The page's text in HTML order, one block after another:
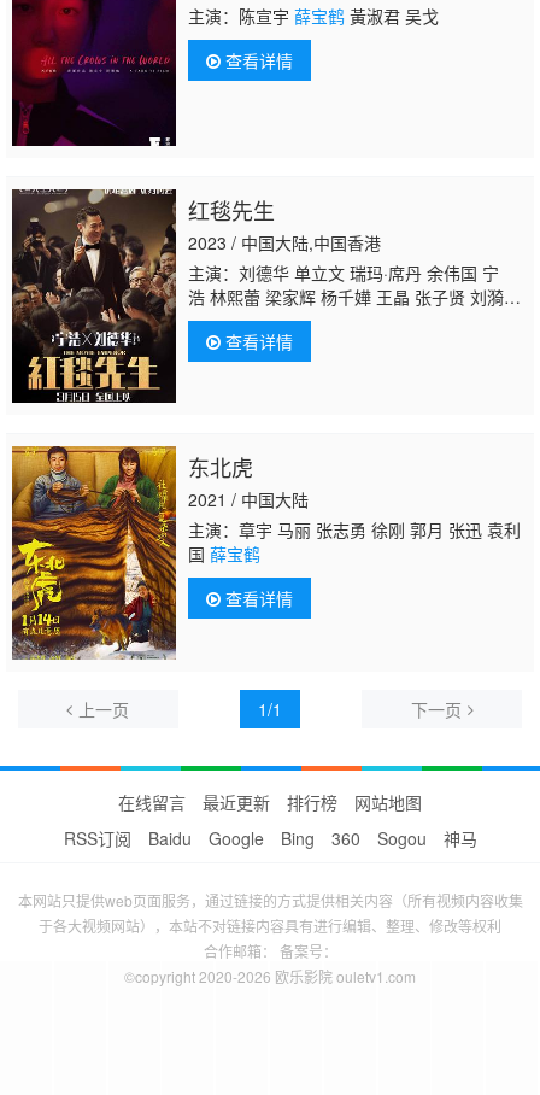
主演：陈宣宇 薛宝鹤黃淑君 吴戈
查看详情
红毯先生
2023 / 中国大陆,中国香港
主演：刘德华 单立文 瑞玛·席丹 余伟国 宁
浩 林熙蕾 梁家辉 杨千嬅 王晶 张子贤 刘漪
琳 周炜 孙阳薛宝鹤
查看详情
东北虎
2021 / 中国大陆
主演：章宇 马丽 张志勇 徐刚 郭月 张迅 袁利
国 薛宝鹤
查看详情
上一页 1/1 下一页
在线留言 最近更新 排行榜
网站地图
RSS订阅
Baidu Google Bing 360 Sogou 神马
本网站只提供web页面服务，通过链接的方式提供相关内容（所有视频内容收集
于各大视频网站），本站不对链接内容具有进行编辑、整理、修改等权利
合作邮箱： 备案号：
©copyright 2020-2026 欧乐影院 ouletv1.com